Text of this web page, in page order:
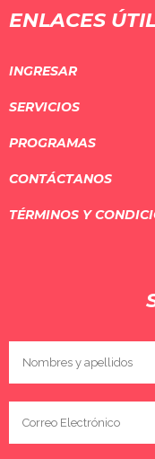
ENLACES
INGRESAR
SERVICIOS
PROGRAMAS
CONTÁCTANOS
TÉRMINOS Y